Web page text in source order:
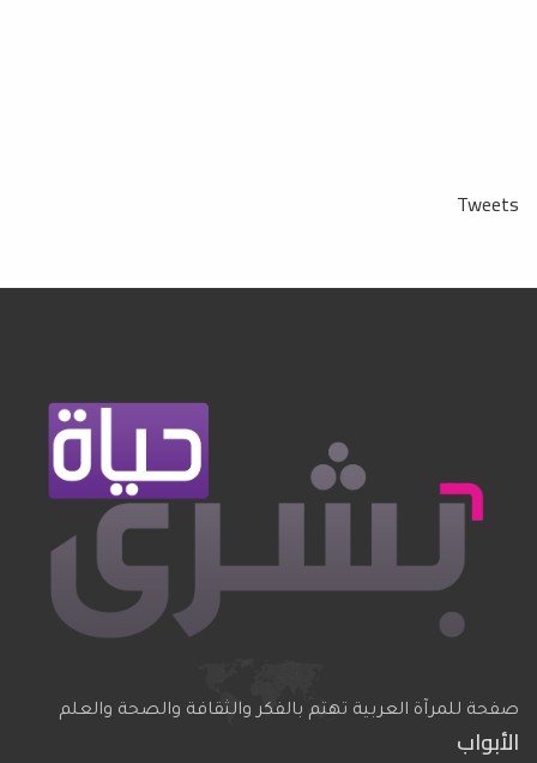
Tweets
صفحة للمرآة العربية تهتم بالفكر والثقافة والصحة والعلم
الأبواب